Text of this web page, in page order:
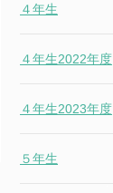
４年生
４年生2022年度
４年生2023年度
５年生